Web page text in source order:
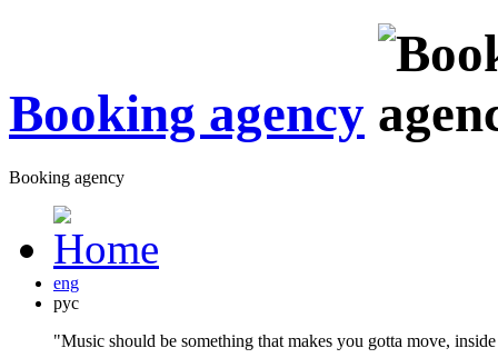
Booking agency
Booking agency
eng
рус
"Music should be something that makes you gotta move,